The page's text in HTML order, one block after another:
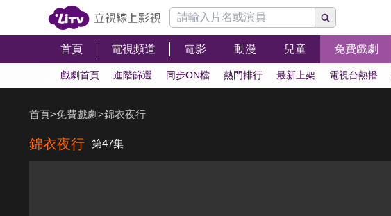
首頁 電視頻道 電影 動漫 兒童 免費戲劇
戲劇首頁 進階篩選 同步ON檔 熱門排行 最新上架 電視台熱播
首頁>免費戲劇>錦衣夜行
錦衣夜行 第47集